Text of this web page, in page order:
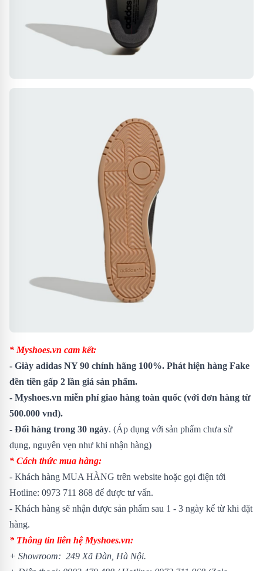
* Myshoes.vn cam kết:
- Giày adidas NY 90 chính hãng 100%. Phát hiện hàng Fake
đền tiền gấp 2 lần giá sản phẩm.
- Myshoes.vn miễn phí giao hàng toàn quốc (với đơn hàng từ
500.000 vnđ).
- Đổi hàng trong 30 ngày. (Áp dụng với sản phẩm chưa sử
dụng, nguyên vẹn như khi nhận hàng)
* Cách thức mua hàng:
- Khách hàng MUA HÀNG trên website hoặc gọi điện tới
Hotline: 0973 711 868 để được tư vấn.
- Khách hàng sẽ nhận được sản phẩm sau 1 - 3 ngày kể từ khi đặt
hàng.
* Thông tin liên hệ Myshoes.vn:
+ Showroom: 249 Xã Đàn, Hà Nội.